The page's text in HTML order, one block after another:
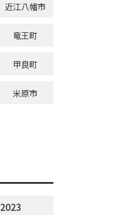
近江八幡市
竜王町
甲良町
米原市
2023